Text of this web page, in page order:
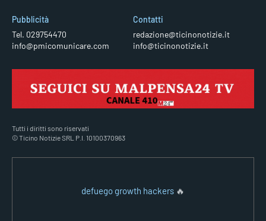
Pubblicità
Tel. 029754470
info@pmicomunicare.com
Contatti
redazione@ticinonotizie.it
info@ticinonotizie.it
Tutti i diritti sono riservati
© Ticino Notizie SRL P.I. 10100370963
defuego growth hackers 🔥